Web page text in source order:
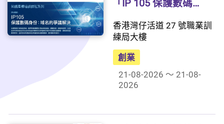
決」
香港灣仔活道 27 號職業訓
練局大樓
創業
21-08-2026 ～ 21-08-
2026